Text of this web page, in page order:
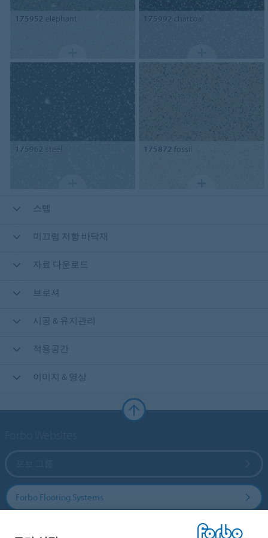
175952 elephant 175992 charcoal
175962 steel 175872 fossil
스텝
미끄럼 저항 바닥재
자료 다운로드
브로셔
시공 & 유지관리
적용공간
이미지 & 영상
Forbo Flooring Systems